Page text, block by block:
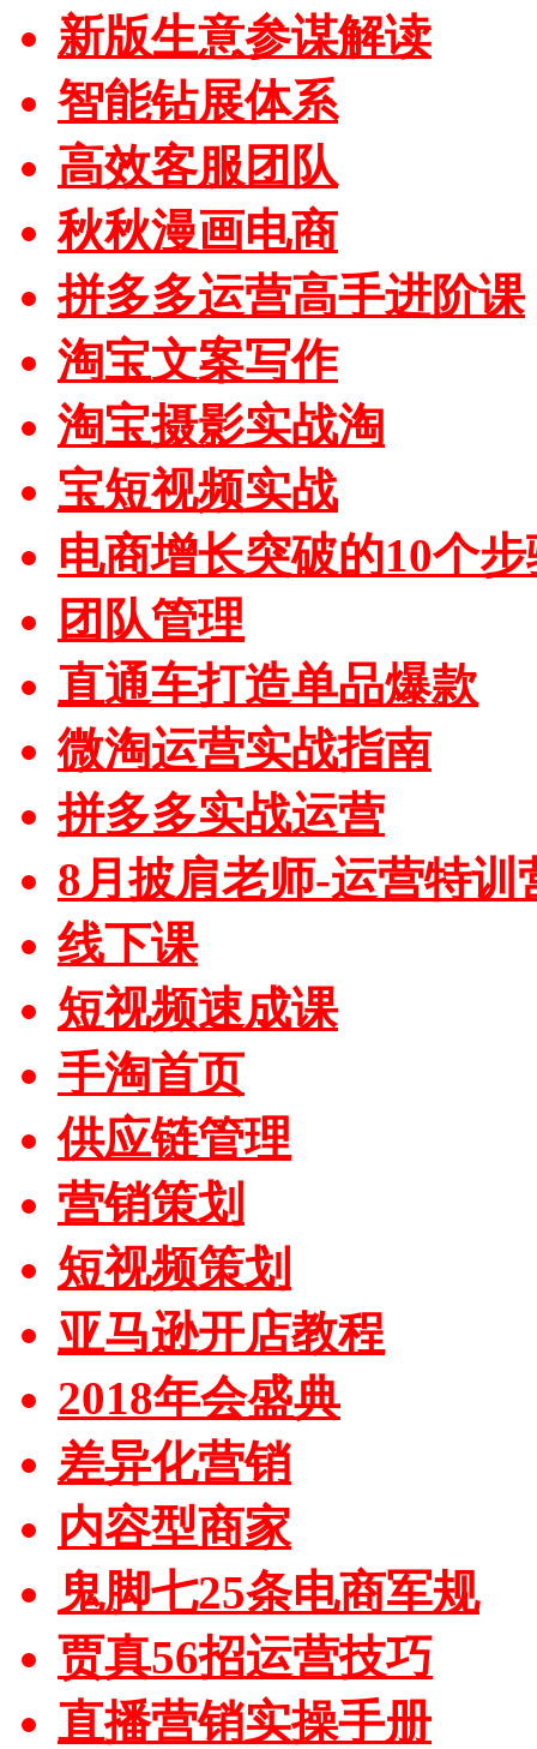
新版生意参谋解读
智能钻展体系
高效客服团队
秋秋漫画电商
拼多多运营高手进阶课
淘宝文案写作
淘宝摄影实战淘
宝短视频实战
电商增长突破的10个
团队管理
直通车打造单品爆款
微淘运营实战指南
拼多多实战运营
8月披肩老师-运营特训
线下课
短视频速成课
手淘首页
供应链管理
营销策划
短视频策划
亚马逊开店教程
2018年会盛典
差异化营销
内容型商家
鬼脚七25条电商军规
贾真56招运营技巧
直播营销实操手册